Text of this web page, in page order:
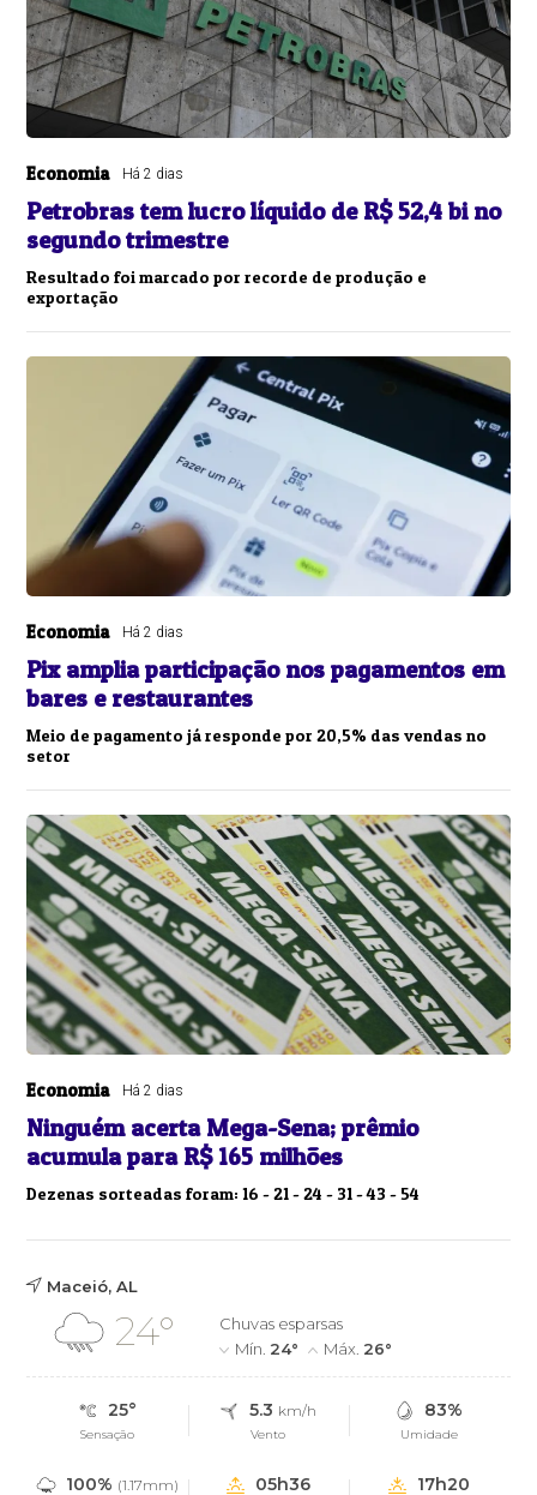
Economia Há 2 dias
Petrobras tem lucro líquido de R$ 52,4 bi no
segundo trimestre
Resultado foi marcado por recorde de produção e
exportação
Economia Há 2 dias
Pix amplia participação nos pagamentos em
bares e restaurantes
Meio de pagamento já responde por 20,5% das vendas no
setor
Economia Há 2 dias
Ninguém acerta Mega-Sena; prêmio
acumula para R$ 165 milhões
Dezenas sorteadas foram: 16 - 21 - 24 - 31 - 43 - 54
Maceió, AL
24°
Chuvas esparsas
Mín. 24° Máx. 26°
25°
Sensação
5.3 km/h
Vento
83%
Umidade
100% (1.17mm) 05h36 17h20